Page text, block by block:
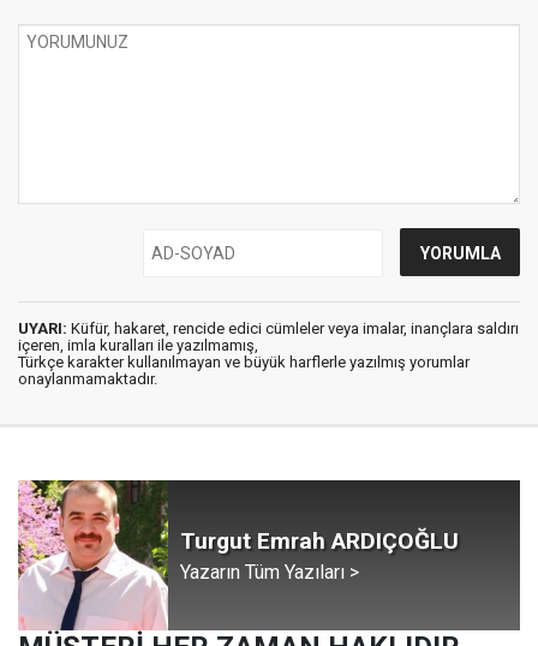
UYARI: Küfür, hakaret, rencide edici cümleler veya imalar, inançlara saldırı
içeren, imla kuralları ile yazılmamış,
Türkçe karakter kullanılmayan ve büyük harflerle yazılmış yorumlar
onaylanmamaktadır.
Turgut Emrah ARDIÇOĞLU
Yazarın Tüm Yazıları >